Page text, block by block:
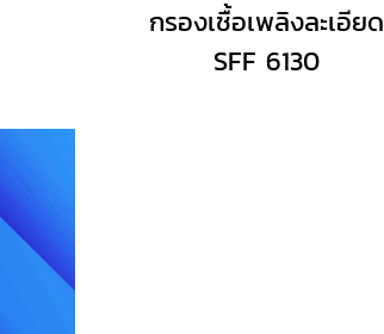
กรองเชื้อเพลิงละเอียด
SFF 6130